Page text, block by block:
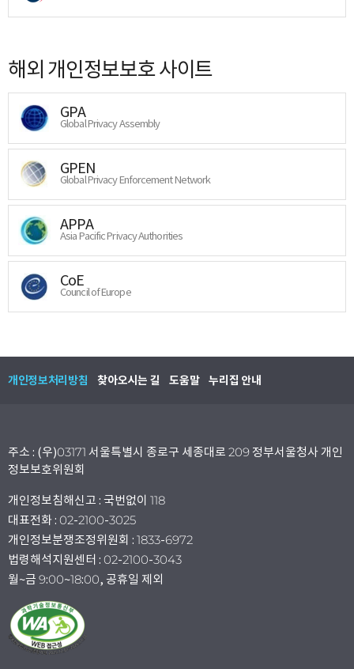
해외 개인정보보호 사이트
GPA
Global Privacy Assembly
GPEN
Global Privacy Enforcement Network
APPA
Asia Pacific Privacy Authorities
CoE
Council of Europe
개인정보처리방침 찾아오시는 길 도움말 누리집 안내
주소 : (우)03171 서울특별시 종로구 세종대로 209 정부서울청사 개인
정보보호위원회
개인정보침해신고 : 국번없이 118
대표전화 : 02-2100-3025
개인정보분쟁조정위원회 : 1833-6972
법령해석지원센터 : 02-2100-3043
월~금 9:00~18:00, 공휴일 제외